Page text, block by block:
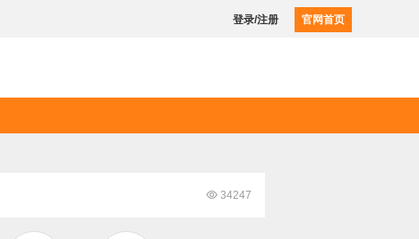
登录/注册 官网首页
 34247